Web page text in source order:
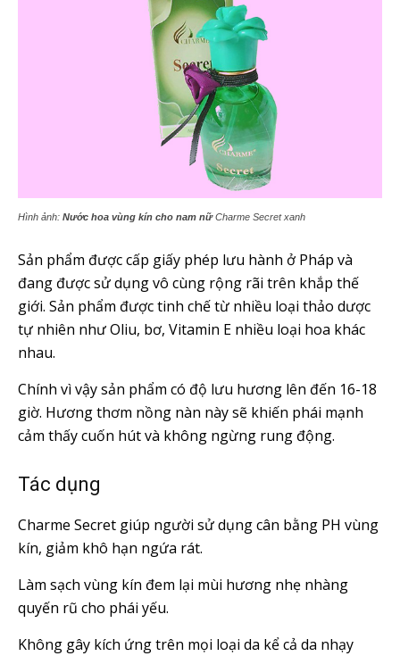
Hình ảnh: Nước hoa vùng kín cho nam nữCharme Secret xanh
Sản phẩm được cấp giấy phép lưu hành ở Pháp và
đang được sử dụng vô cùng rộng rãi trên khắp thế
giới. Sản phẩm được tinh chế từ nhiều loại thảo dược
tự nhiên như Oliu, bơ, Vitamin E nhiều loại hoa khác
nhau.
Chính vì vậy sản phẩm có độ lưu hương lên đến 16-18
giờ. Hương thơm nồng nàn này sẽ khiến phái mạnh
cảm thấy cuốn hút và không ngừng rung động.
Tác dụng
Charme Secret giúp người sử dụng cân bằng PH vùng
kín, giảm khô hạn ngứa rát.
Làm sạch vùng kín đem lại mùi hương nhẹ nhàng
quyến rũ cho phái yếu.
Không gây kích ứng trên mọi loại da kể cả da nhạy